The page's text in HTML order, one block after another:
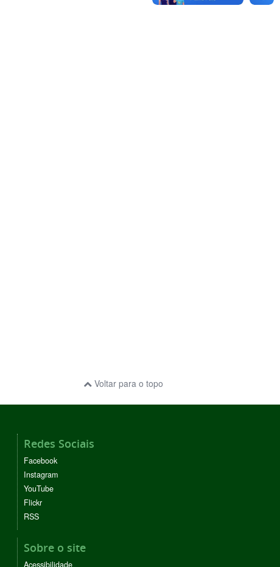
Voltar para o topo
Redes Sociais
Facebook
Instagram
YouTube
Flickr
RSS
Sobre o site